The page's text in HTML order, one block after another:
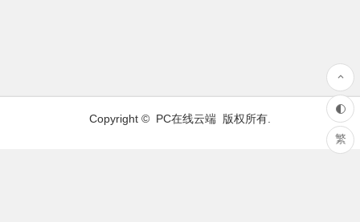
Copyright © PC在线云端 版权所有.
繁